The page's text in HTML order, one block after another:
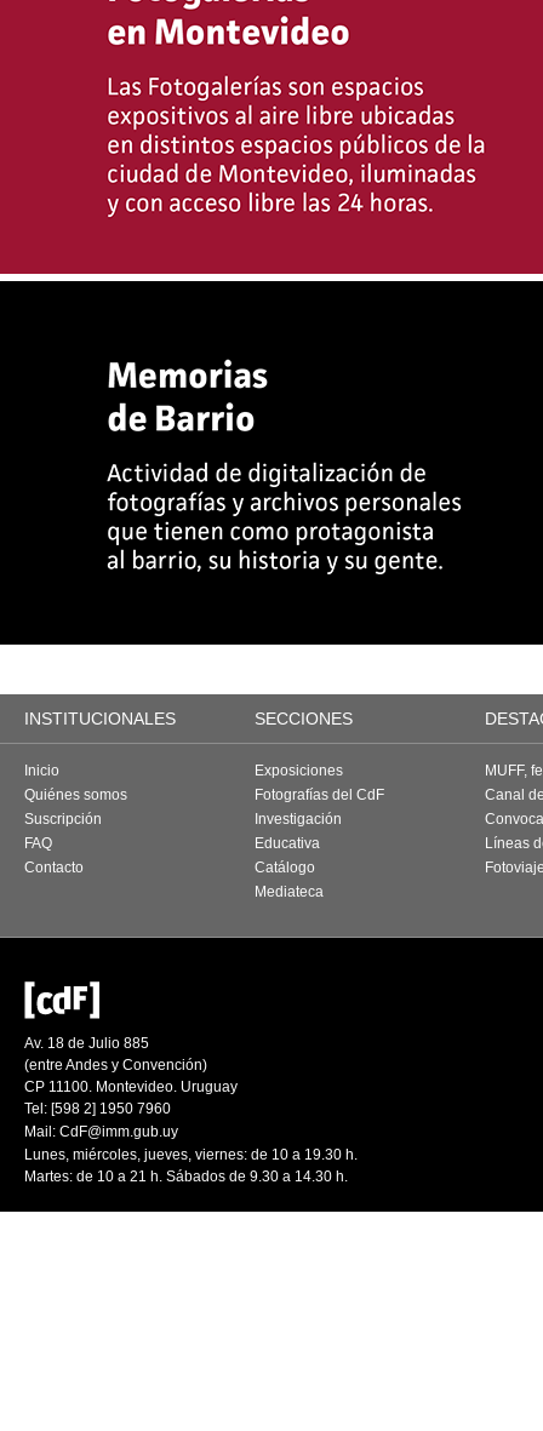
INSTITUCIONALES SECCIONES
Inicio
Quiénes somos
Suscripción
FAQ
Contacto
Exposiciones
Fotografías del CdF
Investigación
Educativa
Catálogo
Mediateca
MUFF,
Canal
Líneas
Av. 18 de Julio 885
(entre Andes y Convención)
CP 11100. Montevideo. Uruguay
Tel: [598 2] 1950 7960
Mail: CdF@imm.gub.uy
Lunes, miércoles, jueves, viernes: de 10 a 19.30 h.
Martes: de 10 a 21 h. Sábados de 9.30 a 14.30 h.